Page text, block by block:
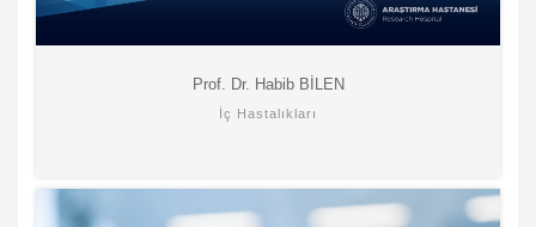
Prof. Dr. Habib BİLEN
İç Hastalıkları